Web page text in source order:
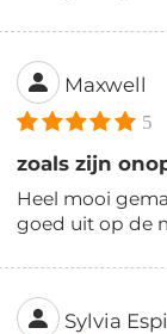
Maxwell
5
zoals zijn
Heel mooi
goed uit op de
Sylvia